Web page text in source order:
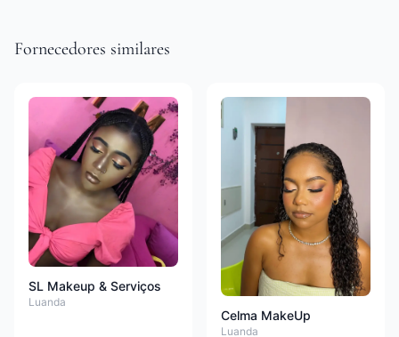
Fornecedores similares
SL Makeup & Serviços
Luanda
Celma MakeUp
Luanda